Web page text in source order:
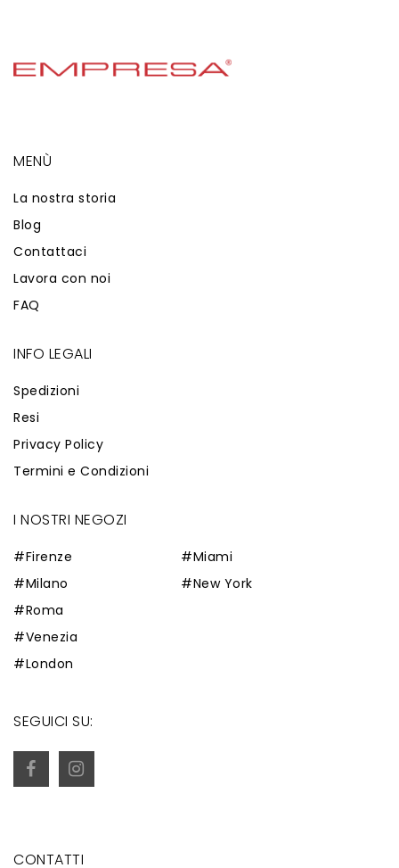
MENÙ
La nostra storia
Blog
Contattaci
Lavora con noi
FAQ
INFO LEGALI
Spedizioni
Resi
Privacy Policy
Termini e Condizioni
I NOSTRI NEGOZI
#Firenze
#Milano
#Roma
#Venezia
#London
#Miami
#New York
SEGUICI SU:
CONTATTI